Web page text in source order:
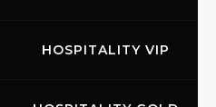
HOSPITALITY VIP